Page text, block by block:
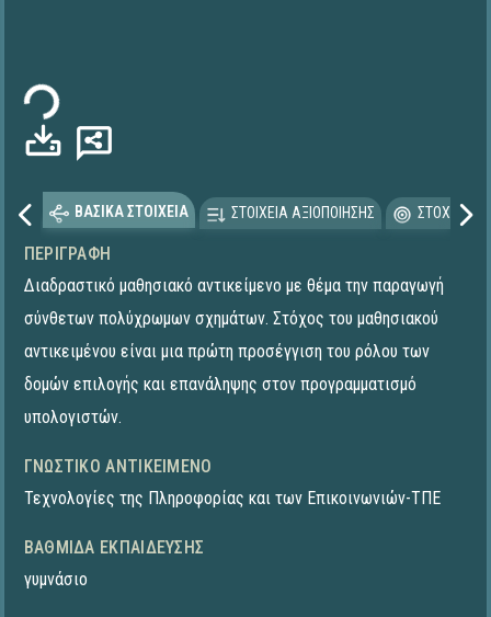
ΒΑΣΙΚΑ ΣΤΟΙΧΕΙΑ ΣΤΟΙΧΕΙΑ ΑΞΙΟΠΟΙΗΣΗΣ
ΠΕΡΙΓΡΑΦΉ
Διαδραστικό μαθησιακό αντικείμενο με θέμα την παραγωγή
σύνθετων πολύχρωμων σχημάτων. Στόχος του μαθησιακού
αντικειμένου είναι μια πρώτη προσέγγιση του ρόλου των
δομών επιλογής και επανάληψης στον προγραμματισμό
υπολογιστών.
ΓΝΩΣΤΙΚΌ ΑΝΤΙΚΕΊΜΕΝΟ
Τεχνολογίες της Πληροφορίας και των Επικοινωνιών-ΤΠΕ
ΒΑΘΜΊΔΑ ΕΚΠΑΊΔΕΥΣΗΣ
γυμνάσιο